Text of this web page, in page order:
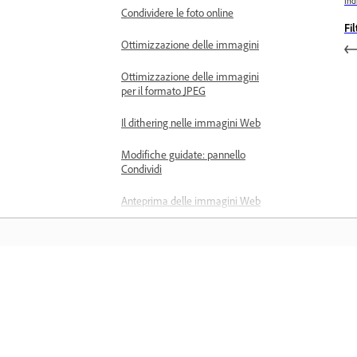
Condividere le foto online
Ottimizzazione delle immagini
Ottimizzazione delle immagini
per il formato JPEG
Il dithering nelle immagini Web
Modifiche guidate: pannello
Condividi
Anteprima delle immagini Web